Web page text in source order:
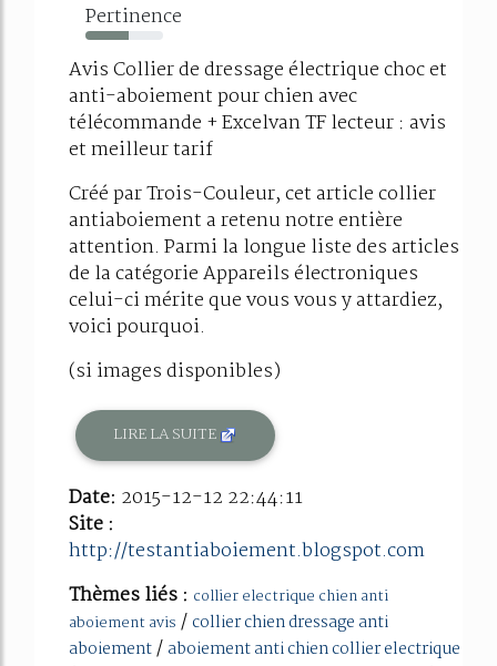
Pertinence
55%
Avis Collier de dressage électrique choc et
anti-aboiement pour chien avec
télécommande + Excelvan TF lecteur : avis
et meilleur tarif
Créé par Trois-Couleur, cet article collier
antiaboiement a retenu notre entière
attention. Parmi la longue liste des articles
de la catégorie Appareils électroniques
celui-ci mérite que vous vous y attardiez,
voici pourquoi.
(si images disponibles)
LIRE LA SUITE
Date: 2015-12-12 22:44:11
Site :
http://testantiaboiement.blogspot.com
Thèmes liés : collier electrique chien anti
aboiement avis / collier chien dressage anti
aboiement/ aboiement anti chien collier electrique